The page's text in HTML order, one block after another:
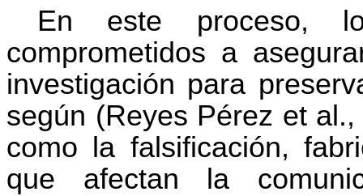
En este proceso,
comprometidos a
investigación para
según (Reyes Pérez et
como la falsificación,
que afectan la